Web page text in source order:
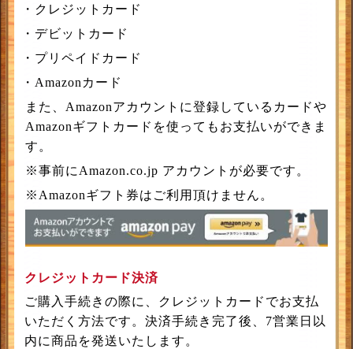
・クレジットカード
・デビットカード
・プリペイドカード
・Amazonカード
また、Amazonアカウントに登録しているカードや
Amazonギフトカードを使ってもお支払いができま
す。
※事前にAmazon.co.jp アカウントが必要です。
※Amazonギフト券はご利用頂けません。
クレジットカード決済
ご購入手続きの際に、クレジットカードでお支払
いただく方法です。決済手続き完了後、7営業日以
内に商品を発送いたします。